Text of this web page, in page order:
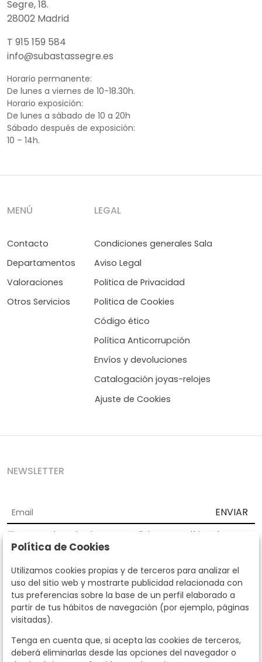
Segre, 18.
28002 Madrid
T 915 159 584
info@subastassegre.es
Horario permanente:
De lunes a viernes de 10-18.30h.
Horario exposición:
De lunes a sábado de 10 a 20h
Sábado después de exposición:
10 – 14h.
MENÚ
Contacto
Departamentos
Valoraciones
Otros Servicios
LEGAL
Condiciones generales Sala
Aviso Legal
Politica de Privacidad
Politica de Cookies
Código ético
Política Anticorrupción
Envíos y devoluciones
Catalogación joyas-relojes
Ajuste de Cookies
NEWSLETTER
ENVIAR
Acepto los Términos y Condiciones
Política de
privacidad
Según la LOPD y disposiciones de desarrollo, informamos que sus
datos personales serán tratados por parte de Subastas Segre con la
finalidad de gestionar la relación comercial. Puede ejercitar los
derechos de acceso, rectificación, cancelación, oposición y demás
derechos en los términos establecidos en la normativa vigente
dirigiéndote a nosotros. Asimismo, nos puede solicitar el envío de
llamando al teléfono 915159584 o enviando un e-mail a
info@subastassegre.es
Política de Cookies
Utilizamos cookies propias y de terceros para analizar el
uso del sitio web y mostrarte publicidad relacionada con
tus preferencias sobre la base de un perfil elaborado a
partir de tus hábitos de navegación (por ejemplo, páginas
visitadas).
Tenga en cuenta que, si acepta las cookies de terceros,
deberá eliminarlas desde las opciones del navegador o